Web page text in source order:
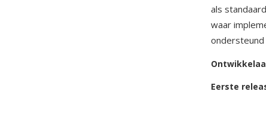
als
waar
ondersteund
Eerste